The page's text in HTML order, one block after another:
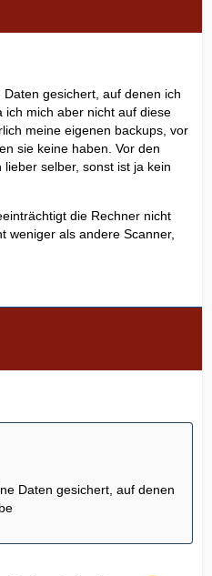
gesichert, auf denen ich
ich mich aber nicht auf diese
meine eigenen backups, vor
sie keine haben. Vor den
selber, sonst ist ja kein
die Rechner nicht
weniger als andere Scanner,
Daten gesichert, auf denen